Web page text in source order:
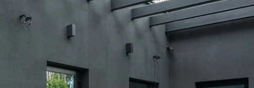
URODA NATURALNA APTECZKA
PRZYRODA ZWIERZĘTA DOMOWE
KRAJOBRAZ RĘKODZIEŁO